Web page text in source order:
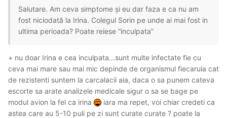
Salutare. Am ceva simptome și eu dar faza e ca nu am
fost niciodată la Irina. Colegul Sorin pe unde ai mai fost in
ultima perioada? Poate reiese “inculpata”
+ nu doar Irina e cea inculpata...sunt multe infectate fie cu
ceva mai mare sau mai mic depinde de organismul fiecaruia cat
de rezistenti suntem la carcalacii aia, daca o sa punem cateva
escorte sa arate analizele medicale sigur o sa se bage pe
modul avion la fel ca irina
iara ma repet, voi chiar credeti ca
astea care au 5-10 puli pe zi sunt curate curate ? poate la